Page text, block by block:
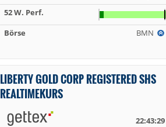
52 W. Perf.
Börse
BMN
LIBERTY GOLD CORP REGISTERED SHS
REALTIMEKURS
22:43:29